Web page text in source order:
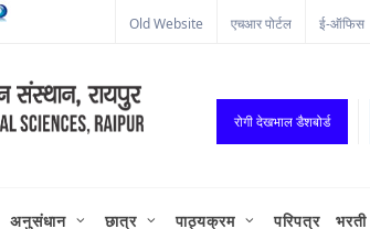
Old Website एचआर पोर्टल ई-ऑफिस
रोगी देखभाल डैशबोर्ड
अनुसंधान छात्र पाठ्यक्रम परिपत्र भरती